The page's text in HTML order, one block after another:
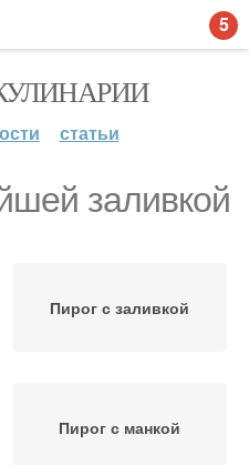
статьи
заливкой
Пирог с заливкой
Пирог с манкой
5